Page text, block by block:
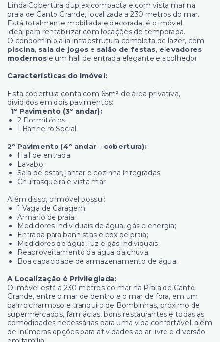
Linda Cobertura duplex compacta e com vista mar na
praia de Canto Grande, localizada a 230 metros do mar.
Está totalmente mobiliada e decorada, é o imóvel
ideal para rentabilizar com locações de temporada.
O condomínio alia infraestrutura completa de lazer, com
piscina, sala de jogos e salão de festas, elevadores
modernos e um hall de entrada elegante e acolhedor
Características do Imóvel:
Esta cobertura conta com 65m² de área privativa,
divididos em dois pavimentos:
1º Pavimento (3º andar):
2 Dormitórios
1 Banheiro Social
2º Pavimento (4º andar – cobertura):
Hall de entrada
Lavabo;
Sala de estar, jantar e cozinha integradas
Churrasqueira e vista mar
Além disso, o imóvel possui:
1 Vaga de Garagem;
Armário de praia;
Medidores individuais de água, gás e energia;
Entrada para banhistas e box de praia;
Medidores de água, luz e gás individuais;
Reaproveitamento da água da chuva;
Boa capacidade de armazenamento de água.
A Localização é Privilegiada:
O imóvel está a 230 metros do mar na Praia de Canto
Grande, entre o mar de dentro e o mar de fora, em um
bairro charmoso e tranquilo de Bombinhas, próximo de
supermercados, farmácias, bons restaurantes e todas as
comodidades necessárias para uma vida confortável, além
de inúmeras opções para atividades ao ar livre e diversão